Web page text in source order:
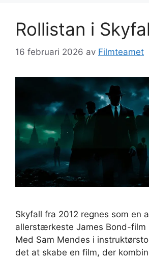
Rollistan i
16 februari 2026 av Filmteamet
Skyfall fra 2012 regnes som en
allerstærkeste James Bond-film
Med Sam Mendes i
det at skabe en film, der